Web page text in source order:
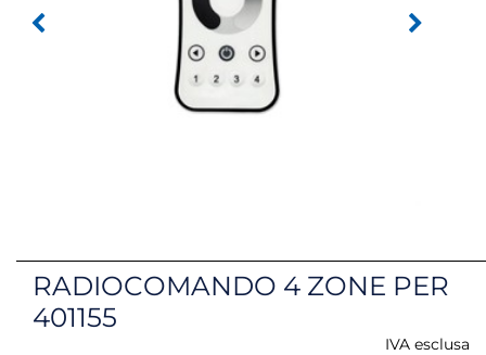
RADIOCOMANDO 4 ZONE PER
401155
IVA esclusa